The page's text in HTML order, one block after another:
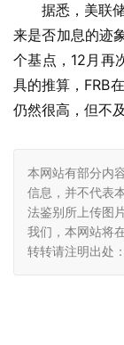
据悉，美联
来是否加息的迹
个基点，12月再
具的推算，FRB
仍然很高，但不
本网站有部分内
信息，并不代表
法鉴别所上传图
我们，本网站将
转转请注明出处：